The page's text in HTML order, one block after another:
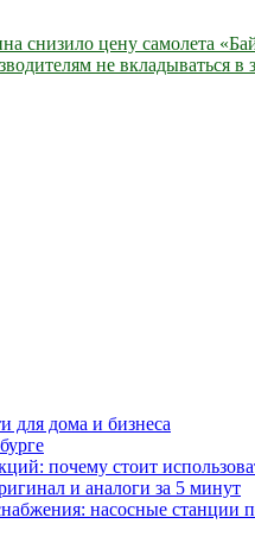
снизило цену самолета
не вкладываться в
для дома и бизнеса
почему стоит
и аналоги за 5 минут
насосные станции